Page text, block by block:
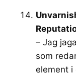
– Jag
som
element i